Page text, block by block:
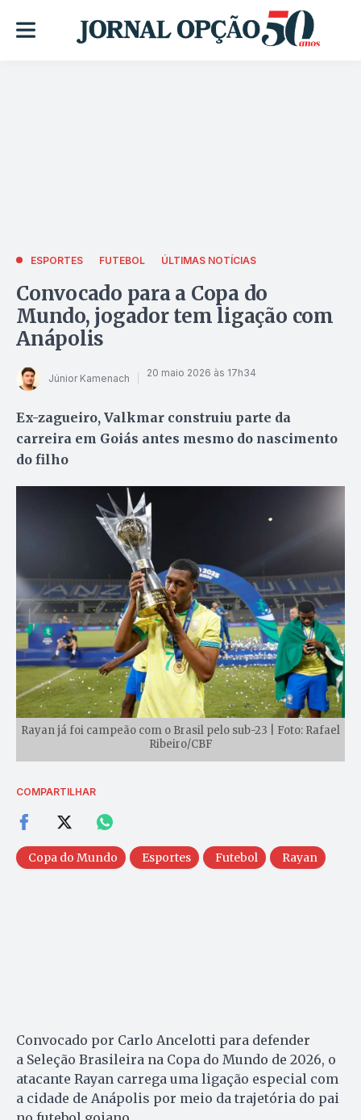
ESPORTES FUTEBOL ÚLTIMAS NOTÍCIAS
Convocado para a Copa do
Mundo, jogador tem ligação com
Anápolis
Júnior Kamenach 20 maio 2026 às 17h34
Ex-zagueiro, Valkmar construiu parte da
carreira em Goiás antes mesmo do nascimento
do filho
Rayan já foi campeão com o Brasil pelo sub-23 | Foto: Rafael
Ribeiro/CBF
COMPARTILHAR
Copa do Mundo Esportes Futebol Rayan
Convocado por Carlo Ancelotti para defender
a Seleção Brasileira na Copa do Mundo de 2026, o
atacante Rayan carrega uma ligação especial com
a cidade de Anápolis por meio da trajetória do pai